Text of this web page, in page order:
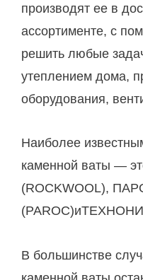
производят ее в
ассортименте, с
решить любые
утеплением дома,
оборудования,
Наиболее
каменной ваты —
(ROCKWOOL),
В большинстве